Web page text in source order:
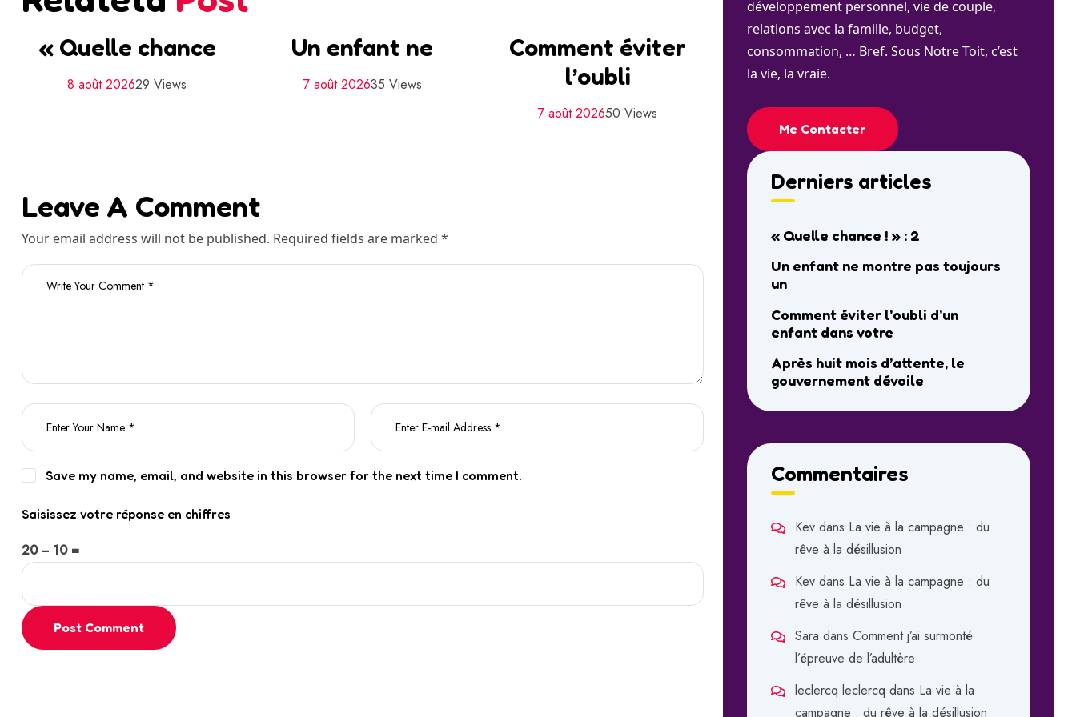
« Quelle chance
8 août 202629 Views
Un enfant ne
7 août 202635 Views
Comment éviter
l’oubli
7 août 202650 Views
Leave A Comment
Your email address will not be published. Required fields are marked *
Save my name, email, and website in this browser for the next time I comment.
Saisissez votre réponse en chiffres
20 − 10 =
Post Comment
développement personnel, vie de couple,
relations avec la famille, budget,
consommation, … Bref. Sous Notre Toit, c’est
la vie, la vraie.
Me Contacter
Derniers articles
« Quelle chance ! » : 2
Un enfant ne montre pas toujours
un
Comment éviter l’oubli d’un
enfant dans votre
Après huit mois d’attente, le
gouvernement dévoile
Commentaires
Kev dans La vie à la campagne : du
rêve à la désillusion
Kev dans La vie à la campagne : du
rêve à la désillusion
Sara dans Comment j’ai surmonté
l’épreuve de l’adultère
leclercq leclercq dans La vie à la
campagne : du rêve à la désillusion